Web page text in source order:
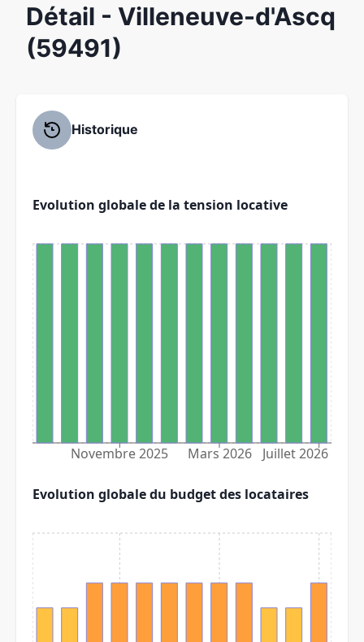
Détail - Villeneuve-d'Ascq
(59491)
Historique
Evolution globale de la tension locative
Novembre 2025 Mars 2026 Juillet 2026
Evolution globale du budget des locataires